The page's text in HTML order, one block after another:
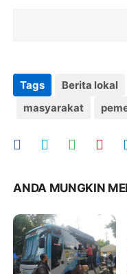
Tags Berita lokal
masyarakat
ANDA MUNGKIN